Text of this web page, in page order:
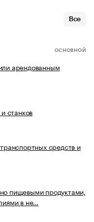
Все
ОСНОВНОЙ
арендованным
станков
средств и
пищевыми продуктами,
в не…